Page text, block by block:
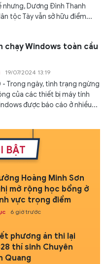
nhưng, Dương Đình Thanh
tộc Tày vẫn sở hữu điểm...
chạy Windows toàn cầu
19/07/2024 13:19
- Trong ngày, tình trạng ngừng
của các thiết bị máy tính
được báo cáo ở nhiều...
BẬT
Hoàng Minh Sơn
mở rộng học bổng ở
vực trọng điểm
6 giờ trước
phương án thi lại
thí sinh Chuyên
Quang